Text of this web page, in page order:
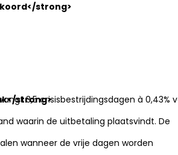
3,5 crisisbestrijdingsdagen à 0,43%
waarin de uitbetaling plaatsvindt. De
wanneer de vrije dagen worden